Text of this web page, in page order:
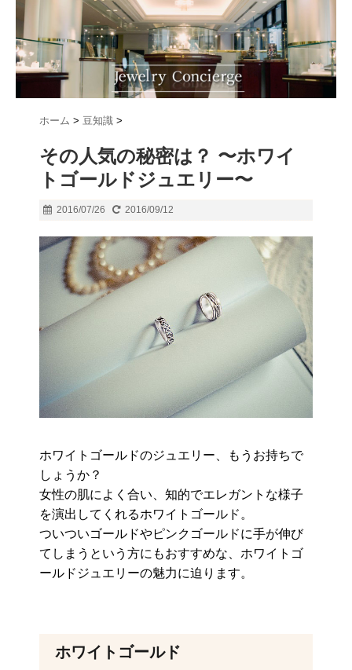
ホーム > 豆知識 >
その人気の秘密は？ 〜ホワイ
トゴールドジュエリー〜
2016/07/26 2016/09/12
ホワイトゴールドのジュエリー、もうお持ちで
しょうか？
女性の肌によく合い、知的でエレガントな様子
を演出してくれるホワイトゴールド。
ついついゴールドやピンクゴールドに手が伸び
てしまうという方にもおすすめな、ホワイトゴ
ールドジュエリーの魅力に迫ります。
ホワイトゴールド